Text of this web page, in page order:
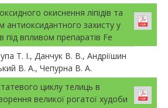
окиснення ліпідів та
антиоксидантного захисту у
під впливом препаратів Fe
Т. І., Данчук В. В., Андріїшин
В. А., Чепурна В. А.
циклу телиць в
великої рогатої худоби